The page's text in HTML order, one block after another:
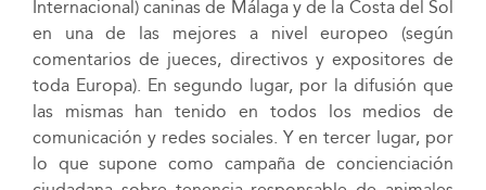
Internacional) caninas de Málaga y de la Costa del Sol
en una de las mejores a nivel europeo (según
comentarios de jueces, directivos y expositores de
toda Europa). En segundo lugar, por la difusión que
las mismas han tenido en todos los medios de
comunicación y redes sociales. Y en tercer lugar, por
lo que supone como campaña de concienciación